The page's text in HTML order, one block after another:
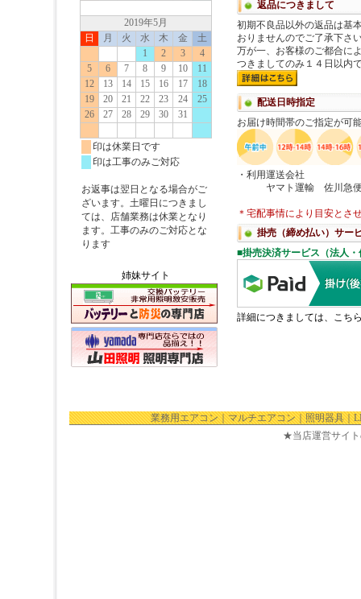
姉妹サイト
業務用エアコン｜マルチエアコン｜照明器具｜
★当店運営サイ